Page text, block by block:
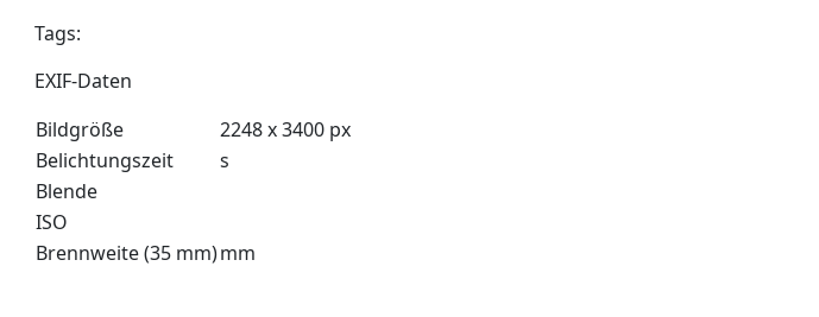
Tags:
EXIF-Daten
Bildgröße
2248 x 3400 px
Belichtungszeit
s
Blende
ISO
Brennweite (35 mm)mm